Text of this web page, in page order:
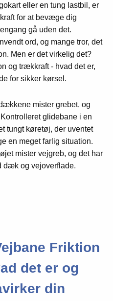
eller en tung lastbil, er
for at bevæge dig
gå uden det.
ord, og mange tror, det
Men er det virkelig det?
og trækkraft - hvad det er,
for sikker kørsel.
mister grebet, og
glidebane i en
tungt køretøj, der uventet
en meget farlig situation.
mister vejgreb, og det har
dæk og vejoverflade.
Friktion
det er og
din